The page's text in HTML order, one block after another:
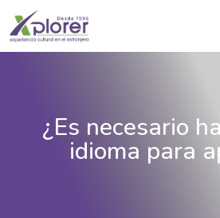
¿Es necesario
idioma para